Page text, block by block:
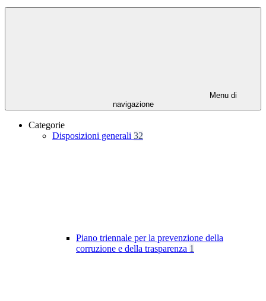
Menu di
navigazione
Categorie
Disposizioni generali 32
Piano triennale per la prevenzione della
corruzione e della trasparenza 1